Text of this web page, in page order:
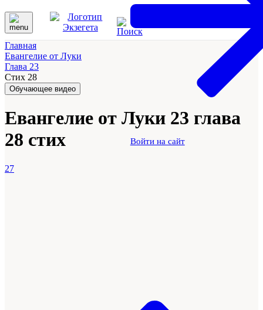
Войти на сайт
Главная
Евангелие от Луки
Глава 23
Стих 28
Обучающее видео
Евангелие от Луки 23 глава
28 стих
27